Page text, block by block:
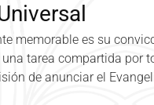
memorable es su
tarea compartida por
de anunciar el